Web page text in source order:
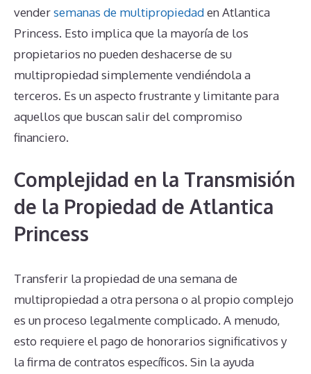
vendersemanas de multipropiedaden Atlantica
Princess. Esto implica que la mayoría de los
propietarios no pueden deshacerse de su
multipropiedad simplemente vendiéndola a
terceros. Es un aspecto frustrante y limitante para
aquellos que buscan salir del compromiso
financiero.
Complejidad en la Transmisión
de la Propiedad de Atlantica
Princess
Transferir la propiedad de una semana de
multipropiedad a otra persona o al propio complejo
es un proceso legalmente complicado. A menudo,
esto requiere el pago de honorarios significativos y
la firma de contratos específicos. Sin la ayuda